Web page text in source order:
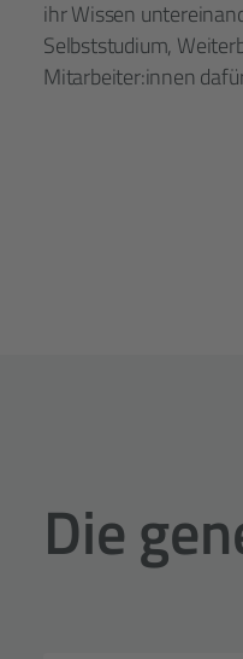
ihr Wissen
Selbststudium,
Mitarbeiter:innen
Die